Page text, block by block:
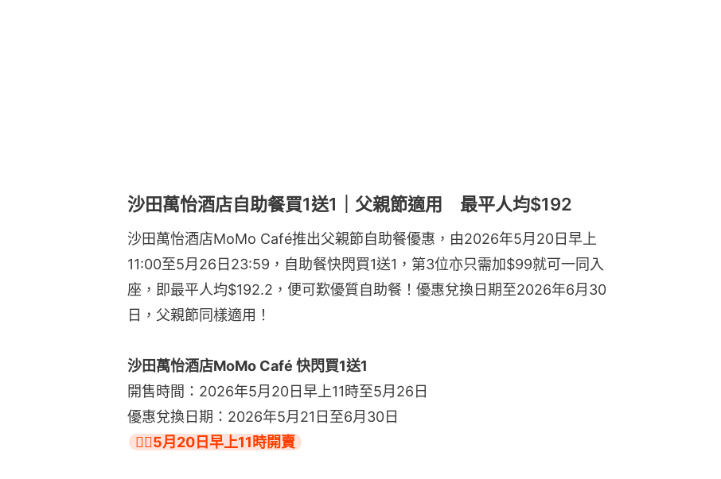
沙田萬怡酒店自助餐買1送1｜父親節適用 最平人均$192
沙田萬怡酒店MoMo Café推出父親節自助餐優惠，由2026年5月20日早上
11:00至5月26日23:59，自助餐快閃買1送1，第3位亦只需加$99就可一同入
座，即最平人均$192.2，便可歎優質自助餐！優惠兌換日期至2026年6月30
日，父親節同樣適用！
沙田萬怡酒店MoMo Café 快閃買1送1
開售時間：2026年5月20日早上11時至5月26日
優惠兌換日期：2026年5月21日至6月30日
👉🏻5月20日早上11時開賣